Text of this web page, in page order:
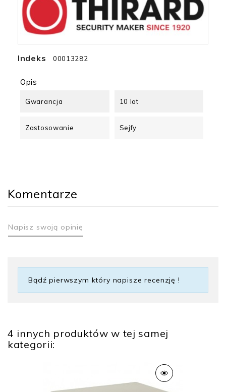
Indeks 00013282
Opis
Gwarancja 10 lat
Zastosowanie Sejfy
Komentarze
Napisz swoją opinię
Bądź pierwszym który napisze recenzję !
4 innych produktów w tej samej
kategorii: